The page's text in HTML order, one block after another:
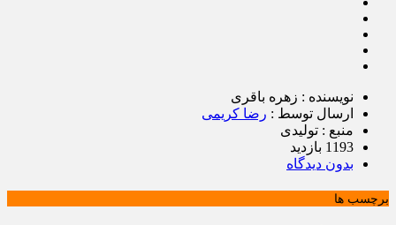
نویسنده : زهره باقری
ارسال توسط : رضا کریمی
منبع : تولیدی
1193 بازدید
بدون دیدگاه
برچسب ها